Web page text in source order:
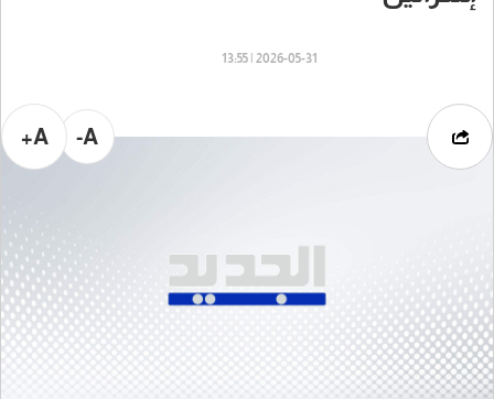
2026-05-31 | 13:55
A-
A+